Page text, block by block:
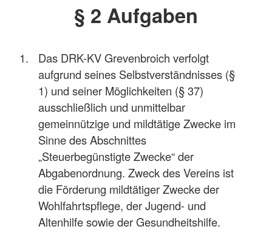
§ 2 Aufgaben
Das DRK-KV Grevenbroich verfolgt
aufgrund seines Selbstverständnisses (§
1) und seiner Möglichkeiten (§ 37)
ausschließlich und unmittelbar
gemeinnützige und mildtätige Zwecke im
Sinne des Abschnittes
„Steuerbegünstigte Zwecke“ der
Abgabenordnung. Zweck des Vereins ist
die Förderung mildtätiger Zwecke der
Wohlfahrtspflege, der Jugend- und
Altenhilfe sowie der Gesundheitshilfe.